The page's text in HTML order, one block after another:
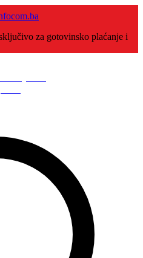
za gotovinsko plaćanje i